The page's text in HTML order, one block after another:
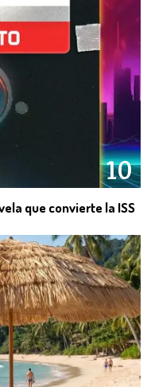
10
que convierte la ISS